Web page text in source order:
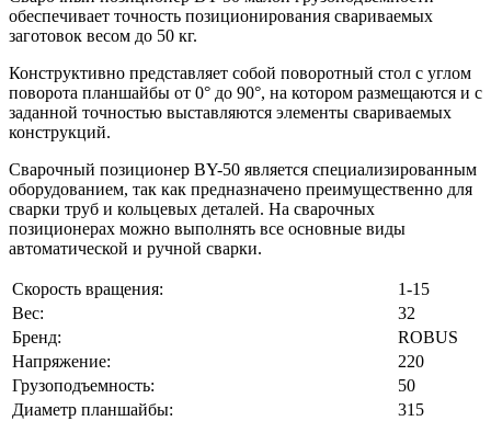
обеспечивает точность позиционирования свариваемых
заготовок весом до 50 кг.
Конструктивно представляет собой поворотный стол с углом
поворота планшайбы от 0° до 90°, на котором размещаются и с
заданной точностью выставляются элементы свариваемых
конструкций.
Сварочный позиционер BY-50 является специализированным
оборудованием, так как предназначено преимущественно для
сварки труб и кольцевых деталей. На сварочных
позиционерах можно выполнять все основные виды
автоматической и ручной сварки.
Скорость вращения:
1-15
Вес:
32
Бренд:
ROBUS
Напряжение:
220
Грузоподъемность:
50
Диаметр планшайбы:
315